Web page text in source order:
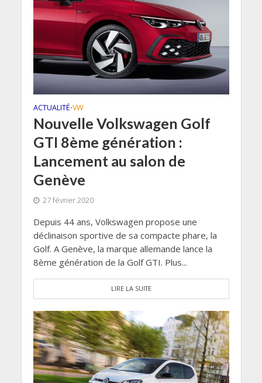
ACTUALITÉ•VW
Nouvelle Volkswagen Golf
GTI 8ème génération :
Lancement au salon de
Genève
27 février 2020
Depuis 44 ans, Volkswagen propose une
déclinaison sportive de sa compacte phare, la
Golf. A Genève, la marque allemande lance la
8ème génération de la Golf GTI. Plus...
LIRE LA SUITE